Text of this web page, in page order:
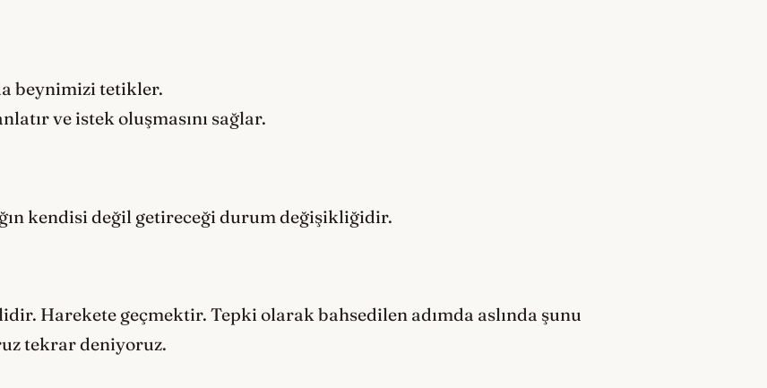
beynimizi tetikler.
ve istek oluşmasını sağlar.
kendisi değil getireceği durum değişikliğidir.
Harekete geçmektir. Tepki olarak bahsedilen adımda aslında şunu
tekrar deniyoruz.